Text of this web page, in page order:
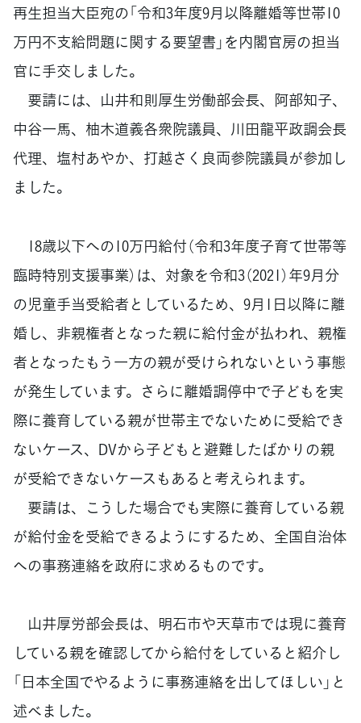
再生担当大臣宛の「令和3年度9月以降離婚等世帯10
万円不支給問題に関する要望書」を内閣官房の担当
官に手交しました。
要請には、山井和則厚生労働部会長、阿部知子、
中谷一馬、柚木道義各衆院議員、川田龍平政調会長
代理、塩村あやか、打越さく良両参院議員が参加し
ました。
18歳以下への10万円給付（令和3年度子育て世帯等
臨時特別支援事業）は、対象を令和3（2021）年9月分
の児童手当受給者としているため、9月1日以降に離
婚し、非親権者となった親に給付金が払われ、親権
者となったもう一方の親が受けられないという事態
が発生しています。さらに離婚調停中で子どもを実
際に養育している親が世帯主でないために受給でき
ないケース、DVから子どもと避難したばかりの親
が受給できないケースもあると考えられます。
要請は、こうした場合でも実際に養育している親
が給付金を受給できるようにするため、全国自治体
への事務連絡を政府に求めるものです。
山井厚労部会長は、明石市や天草市では現に養育
している親を確認してから給付をしていると紹介し
「日本全国でやるように事務連絡を出してほしい」と
述べました。